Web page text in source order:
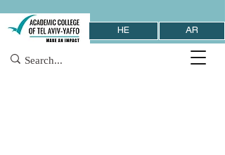
HE AR